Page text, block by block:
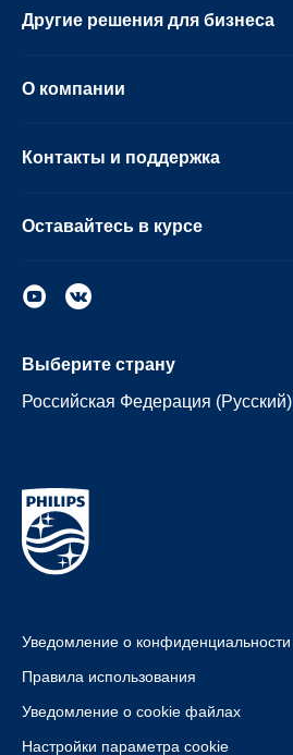
Другие решения для бизнеса
О компании
Контакты и поддержка
Оставайтесь в курсе
Выберите страну
Российская Федерация (Русский)
Уведомление о конфиденциальности
Правила использования
Уведомление о cookie файлах
Настройки параметра cookie